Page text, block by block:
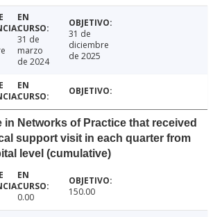
31 de
marzo
de 2024
31 de
diciembre
de 2025
in Networks of Practice that received
support visit in each quarter from
level (cumulative)
0.00 150.00